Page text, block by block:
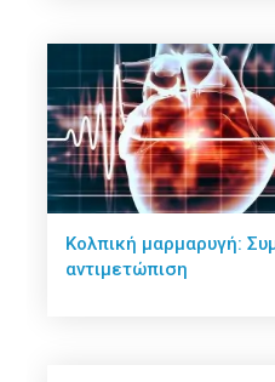
Κολπική μαρμαρυγή:
αντιμετώπιση